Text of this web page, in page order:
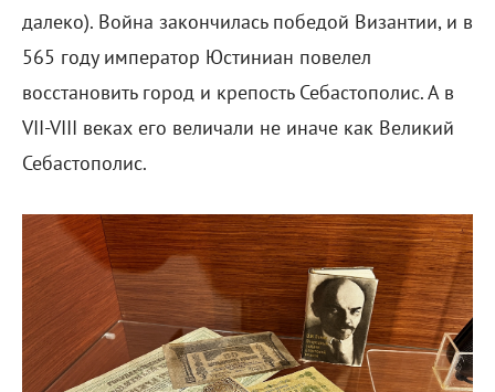
далеко). Война закончилась победой Византии, и в
565 году император Юстиниан повелел
восстановить город и крепость Себастополис. А в
VII-VIII веках его величали не иначе как Великий
Себастополис.